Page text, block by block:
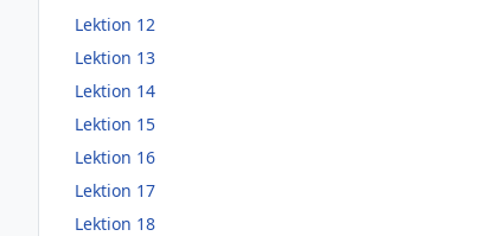
Lektion 12
Lektion 13
Lektion 14
Lektion 15
Lektion 16
Lektion 17
Lektion 18